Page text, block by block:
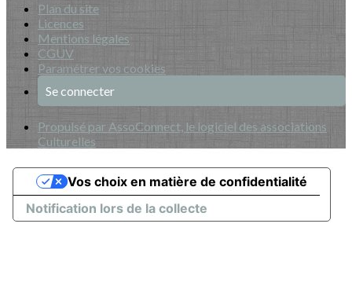
Plan du site
Licences
Mentions légales
CGUV
Paramétrer vos cookies
Se connecter
Propulsé par AssoConnect, le logiciel des associations
Culturelles
Notification lors de la collecte
Vos choix en matière de confidentialité